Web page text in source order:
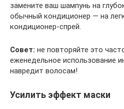
замените ваш шампунь на
обычный кондиционер — на
кондиционер-спрей.
Совет: не повторяйте это
еженедельное использование
навредит волосам!
Усилить эффект маски